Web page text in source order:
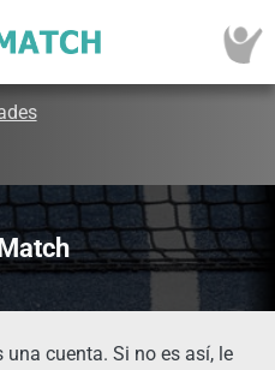
cuenta. Si no es así, le